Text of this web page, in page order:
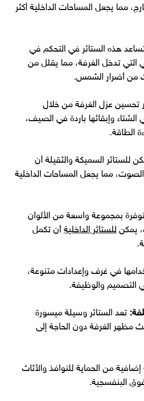
مما يجعل المساحات الداخلية أكثر
هذه الستائر في التحكم في
التي تدخل الغرفة، مما يقلل من
من أضرار الشمس.
تحسين عزل الغرفة من خلال
الشتاء وإبقائها باردة في الصيف،
الطاقة.
للستائر السميكة والثقيلة أن
مما يجعل المساحات الداخلية
بمجموعة واسعة من الألوان
يمكنللستائر الداخليةأن تكمل
في غرف وإعدادات متنوعة،
التصميم والوظيفة.
تعد الستائر وسيلة ميسورة
مظهر الغرفة دون الحاجة إلى
من الحماية للنوافذ والأثاث
البنفسجية.